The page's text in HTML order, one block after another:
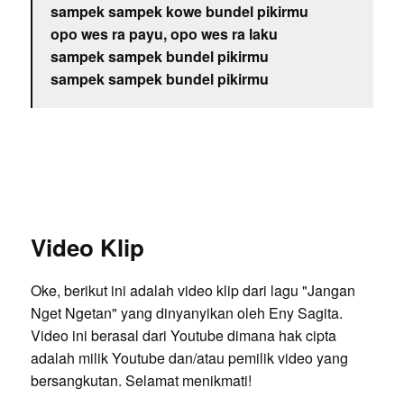
sampek sampek kowe bundel pikirmu
opo wes ra payu, opo wes ra laku
sampek sampek bundel pikirmu
sampek sampek bundel pikirmu
Video Klip
Oke, berikut ini adalah video klip dari lagu "Jangan
Nget Ngetan" yang dinyanyikan oleh Eny Sagita.
Video ini berasal dari Youtube dimana hak cipta
adalah milik Youtube dan/atau pemilik video yang
bersangkutan. Selamat menikmati!